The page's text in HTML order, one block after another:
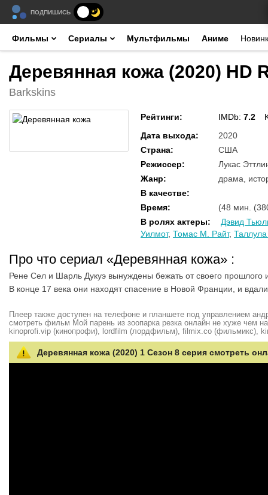
ПОДПИШИСЬ
Фильмы Сериалы Мультфильмы Аниме
Деревянная кожа (2020) HD
Barkskins
Рейтинги: IMDb: 7.2
Дата выхода:
2020
Страна:
США
Режиссер:
Лукас
Жанр:
драма,
В качестве:
Время:
(48 мин.
В ролях актеры:
Дэвид
Уилмот, Томас М. Райт,
Про что сериал «Деревянная кожа» :
Рене Сел и Шарль Дукуэ вынуждены бежать от своего прошлого
В конце 17 века они находят спасение в Новой Франции, и
Плеер также доступен на телефоне и планшете под управлением
смотреть фильм Мой парень из зоопарка резка онлайн не хуже чем
kinoprofi.vip (кинопрофи), lordfilm (лордфильм), filmix.co (фильмикс),
Деревянная кожа (2020) 1 Сезон 8 серия смотреть